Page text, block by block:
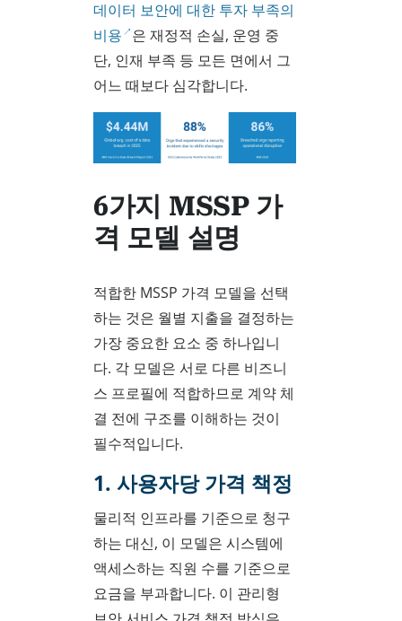
데이터 보안에 대한 투자 부족의
비용 은 재정적 손실, 운영 중
단, 인재 부족 등 모든 면에서 그
어느 때보다 심각합니다.
6가지 MSSP 가
격 모델 설명
적합한 MSSP 가격 모델을 선택
하는 것은 월별 지출을 결정하는
가장 중요한 요소 중 하나입니
다. 각 모델은 서로 다른 비즈니
스 프로필에 적합하므로 계약 체
결 전에 구조를 이해하는 것이
필수적입니다.
1. 사용자당 가격 책정
물리적 인프라를 기준으로 청구
하는 대신, 이 모델은 시스템에
액세스하는 직원 수를 기준으로
요금을 부과합니다. 이 관리형